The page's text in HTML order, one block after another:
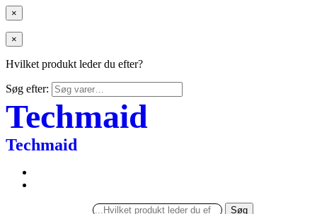
×
×
Hvilket produkt leder du efter?
Søg efter:
Techmaid
Techmaid
Søg